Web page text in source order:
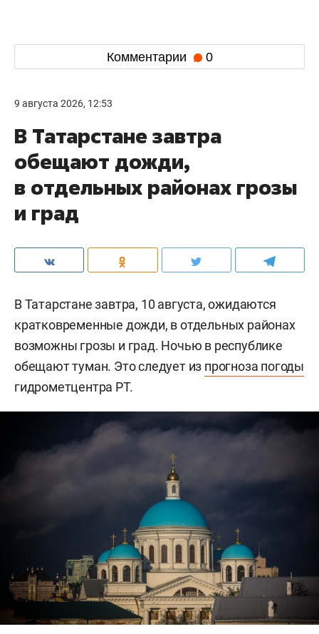
Комментарии 0
9 августа 2026, 12:53
В Татарстане завтра
обещают дожди,
в отдельных районах грозы
и град
В Татарстане завтра, 10 августа, ожидаются
кратковременные дожди, в отдельных районах
возможны грозы и град. Ночью в республике
обещают туман. Это следует из прогноза погоды
гидрометцентра РТ.